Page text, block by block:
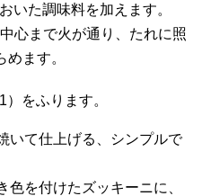
いた調味料を加えます。
心まで火が通り、たれに照
ます。
）をふります。
いて仕上げる、シンプルで
色を付けたズッキーニに、